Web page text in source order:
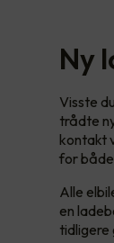
Ny
Visste
trådte
kontakt
for
Alle
en
tidligere